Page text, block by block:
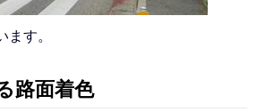
す。
路面着色